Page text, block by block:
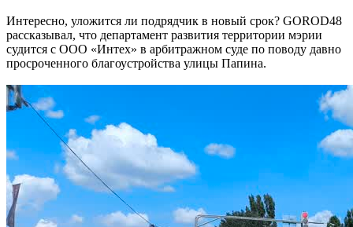
Интересно, уложится ли подрядчик в новый срок? GOROD48
рассказывал, что департамент развития территории мэрии
судится с ООО «Интех» в арбитражном суде по поводу давно
просроченного благоустройства улицы Папина.